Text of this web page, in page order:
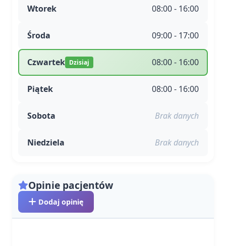
Wtorek 08:00 - 16:00
Środa 09:00 - 17:00
Czwartek Dzisiaj 08:00 - 16:00
Piątek 08:00 - 16:00
Sobota Brak danych
Niedziela Brak danych
Opinie pacjentów
Dodaj opinię